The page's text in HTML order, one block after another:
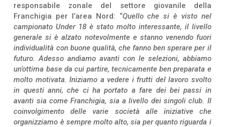
responsabile zonale del settore giovanile della
Franchigia per l’area Nord: “Quello che si è visto nel
campionato Under 18 è stato molto interessante, il livello
generale si è alzato notevolmente e stanno venendo fuori
individualità con buone qualità, che fanno ben sperare per il
futuro. Adesso andiamo avanti con le selezioni, abbiamo
un’ottima base da cui partire, tecnicamente ben preparata e
molto motivata. Iniziamo a vedere i frutti del lavoro svolto
in questi anni, che ci ha portato a fare dei bei passi in
avanti sia come Franchigia, sia a livello dei singoli club. Il
coinvolgimento delle varie società alle iniziative che
organizziamo è sempre molto alto, sia per quanto riguarda i